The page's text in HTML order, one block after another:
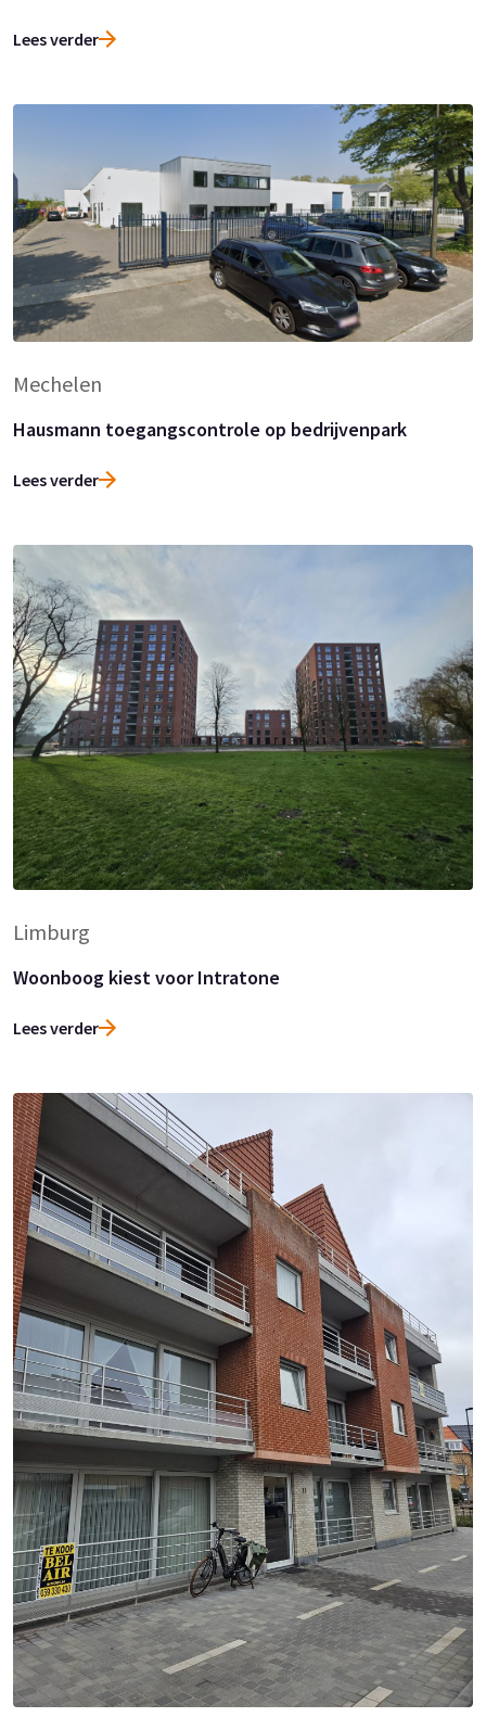
Lees verder
Mechelen
Hausmann toegangscontrole op bedrijvenpark
Lees verder
Limburg
Woonboog kiest voor Intratone
Lees verder